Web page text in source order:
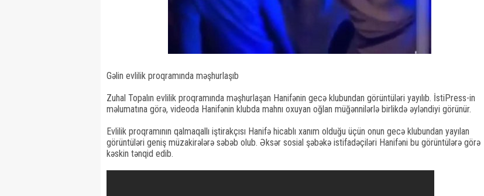
Gəlin evlilik proqramında məşhurlaşıb
Zuhal Topalın evlilik proqramında məşhurlaşan Hanifənin gecə klubundan görüntüləri yayılıb. İstiPress-in
məlumatına görə, videoda Hanifənin klubda mahnı oxuyan oğlan müğənnilərlə birlikdə əyləndiyi görünür.
Evlilik proqramının qalmaqallı iştirakçısı Hanifə hicablı xanım olduğu üçün onun gecə klubundan yayılan
görüntüləri geniş müzakirələrə səbəb olub. Əksər sosial şəbəkə istifadəçiləri Hanifəni bu görüntülərə görə
kəskin tənqid edib.